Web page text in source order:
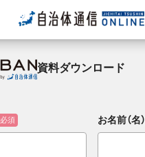
資料ダウンロード
必須 お名前（名）